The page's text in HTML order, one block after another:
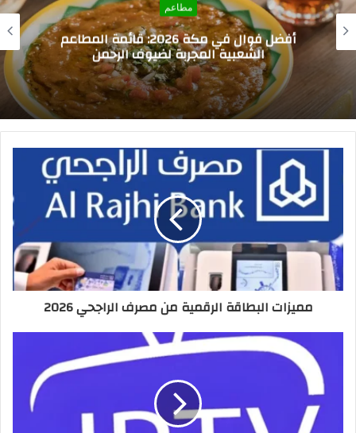
مطاعم
ألذ مطاعم بروستد في السعودية 2026: دليل
القرمشة والنكهة الأصيلة
مميزات البطاقة الرقمية من مصرف الراجحي 2026